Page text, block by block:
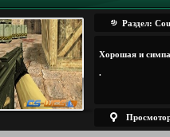
Раздел:
Хорошая и
.